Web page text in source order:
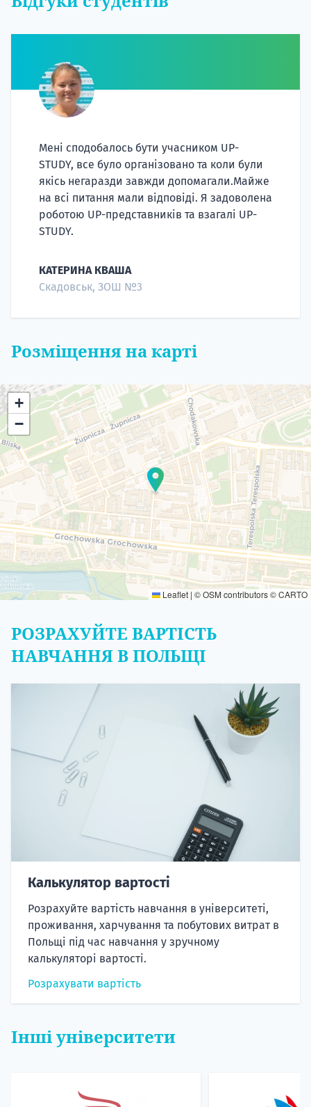
Мені сподобалось бути учасником UP-
STUDY, все було організовано та коли були
якісь негаразди завжди допомагали.Майже
на всі питання мали відповіді. Я задоволена
роботою UP-представників та взагалі UP-
STUDY.
КАТЕРИНА КВАША
Скадовськ, ЗОШ №3
Розміщення на карті
+
−
Leaflet | ©OSMcontributors ©CARTO
РОЗРАХУЙТЕ ВАРТІСТЬ
НАВЧАННЯ В ПОЛЬЩІ
Калькулятор вартості
Розрахуйте вартість навчання в університеті,
проживання, харчування та побутових витрат в
Польщі під час навчання у зручному
калькуляторі вартості.
Розрахувати вартість
Інші університети